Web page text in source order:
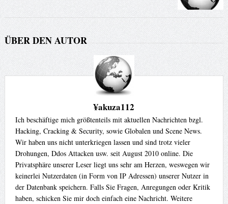
ÜBER DEN AUTOR
¥akuza112
Ich beschäftige mich größtenteils mit aktuellen Nachrichten bzgl.
Hacking, Cracking & Security, sowie Globalen und Scene News.
Wir haben uns nicht unterkriegen lassen und sind trotz vieler
Drohungen, Ddos Attacken usw. seit August 2010 online. Die
Privatsphäre unserer Leser liegt uns sehr am Herzen, weswegen wir
keinerlei Nutzerdaten (in Form von IP Adressen) unserer Nutzer in
der Datenbank speichern. Falls Sie Fragen, Anregungen oder Kritik
haben, schicken Sie mir doch einfach eine Nachricht. Weitere